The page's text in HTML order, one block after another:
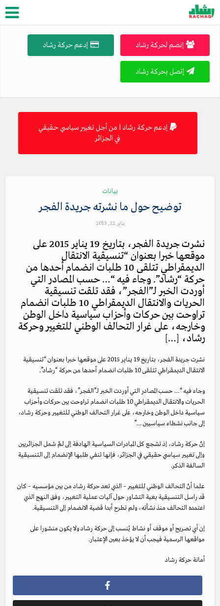
إنضم لحركة رشاد إدعم حركة رشاد
إتصل بحركة رشاد
إدعم حركة رشاد | من أجل تغيير سياسي حقيقي
في الجزائر
بيانات
توضيح حول ما نشرته جريدة الفجر
يناير 22, 2015
نشرت جريدة الفجر، بتاريخ 19 يناير 2015 على
موقعها خبرا بعنوان “تنسيقية الانتقال
الديمقراطي تتلقى 10 طلبات انضمام أحدها من
حركة “رشاد”. وجاء فيه “… حسب المصادر التي
أوردت الخبر لـ”الفجر”، فقد تلقت تنسيقية
الحريات والانتقال الديمقراطي 10 طلبات انضمام
تراوحت بين حركات وأحزاب سياسية داخل الوطن
وخارجه، على غرار التحالف الوطني للتغيير وحركة
رشاد، […]
نشرت جريدة الفجر، بتاريخ 19 يناير 2015 على موقعها خبرا بعنوان “تنسيقية
الانتقال الديمقراطي تتلقى 10 طلبات انضمام أحدها من حركة “رشاد”.
وجاء فيه “… حسب المصادر التي أوردت الخبر لـ”الفجر”، فقد تلقت تنسيقية
الحريات والانتقال الديمقراطي 10 طلبات انضمام تراوحت بين حركات وأحزاب
سياسية داخل الوطن وخارجه، على غرار التحالف الوطني للتغيير وحركة رشاد،
إلى جانب نشطاء سياسيين …”
إنّ حركة رشاد، إذ تشجع كل المبادرات السياسية الهادفة إلى لمّ شمل الجزائريين
وإلى تغيير سياسي حقيقي في الجزائر، فإنها تنفي طلبها الإنضمام إلى التنسيقية
السالفة الذكر.
علما أنّ التحالف الوطني للتغيير – الذي تعد حركة رشاد من بين مؤسسيه – كان
قد راسل التنسيقية بغية التشاور حول آليات عملية التغيير، وفق النهج الذي
اعتمده التحالف منذ نشأته، ولم تطرح أبدا قضية الانضمام إلى التنسيقية.
إن أي تصريح أو موقف أو نشاط يُنسب إلى حركة رشاد ولا يكون منشورا على
مواقعها الرسمية فيجب أن لا يؤخذ بعين الإعتبار.
أمانة حركة رشاد